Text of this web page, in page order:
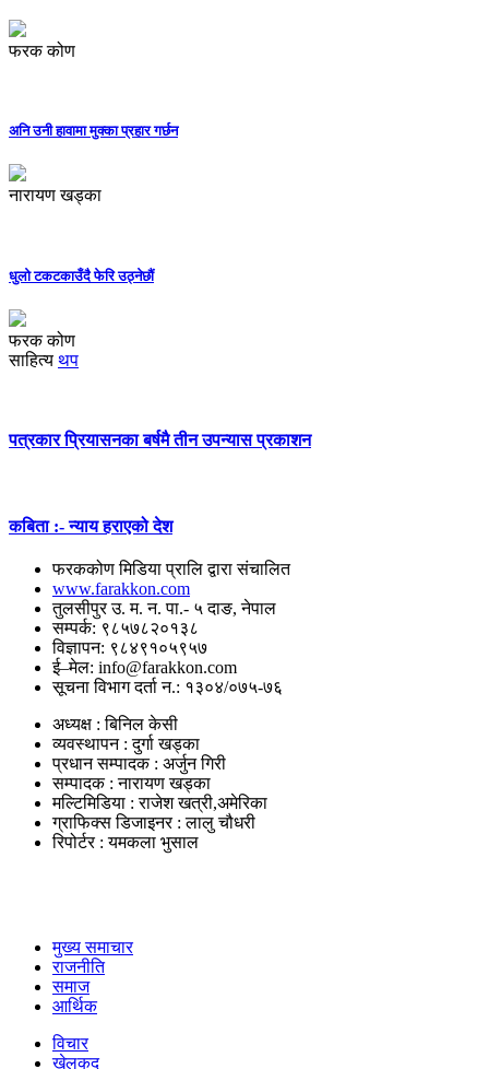
फरक कोण
अनि उनी हावामा मुक्का प्रहार गर्छन
नारायण खड्का
धुलो टकटकाउँदै फेरि उठ्नेछौं
फरक कोण
साहित्य थप
पत्रकार प्रियासनका बर्षमै तीन उपन्यास प्रकाशन
कबिता :- न्याय हराएको देश
फरककोण मिडिया प्रालि द्वारा संचालित
www.farakkon.com
तुलसीपुर उ. म. न. पा.- ५ दाङ, नेपाल
सम्पर्क: ९८५७८२०१३८
विज्ञापन: ९८४९१०५९५७
ई–मेल: info@farakkon.com
सूचना विभाग दर्ता न.: १३०४/०७५-७६
अध्यक्ष : बिनिल केसी
व्यवस्थापन : दुर्गा खड्का
प्रधान सम्पादक : अर्जुन गिरी
सम्पादक : नारायण खड्का
मल्टिमिडिया : राजेश खत्री,अमेरिका
ग्राफिक्स डिजाइनर : लालु चौधरी
रिपोर्टर : यमकला भुसाल
मुख्य समाचार
राजनीति
समाज
आर्थिक
विचार
खेलकुद